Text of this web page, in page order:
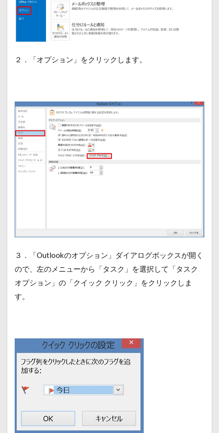
２．「オプション」をクリックします。
３．「Outlookのオプション」ダイアログボックスが開く
ので、左のメニューから「タスク」を選択して「タスク
オプション」の「クイック クリック」をクリックしま
す。